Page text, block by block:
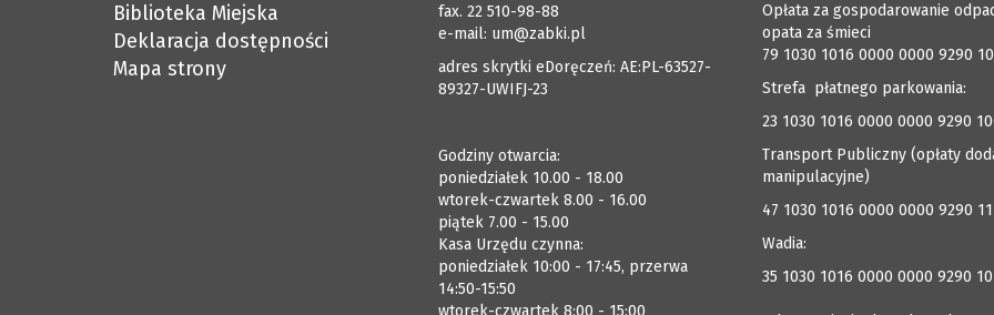
Biblioteka Miejska
Deklaracja dostępności
Mapa strony
fax. 22 510-98-88
e-mail: um@zabki.pl
adres skrytki eDoręczeń: AE:PL-63527-
89327-UWIFJ-23
Godziny otwarcia:
poniedziałek 10.00 - 18.00
wtorek-czwartek 8.00 - 16.00
piątek 7.00 - 15.00
Kasa Urzędu czynna:
poniedziałek 10:00 - 17:45, przerwa
14:50-15:50
wtorek-czwartek 8:00 - 15:00
Opłata za gospodarowanie
opata za śmieci
79 1030 1016 0000 0000 9290
Strefa płatnego parkowania:
23 1030 1016 0000 0000 9290
Transport Publiczny (opłaty
manipulacyjne)
47 1030 1016 0000 0000 9290
Wadia:
35 1030 1016 0000 0000 9290